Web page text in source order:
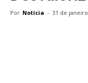
Por Notícia - 31 de